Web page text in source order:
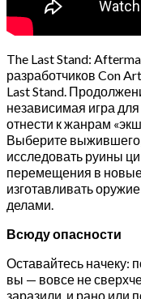
The Last Stand:
разработчиков Con
Last Stand.
независимая игра
отнести к жанрам
Выберите
исследовать руины
перемещения в
изготавливать
делами.
Всюду опасности
Оставайтесь начеку:
вы — вовсе не
заразили, и рано или